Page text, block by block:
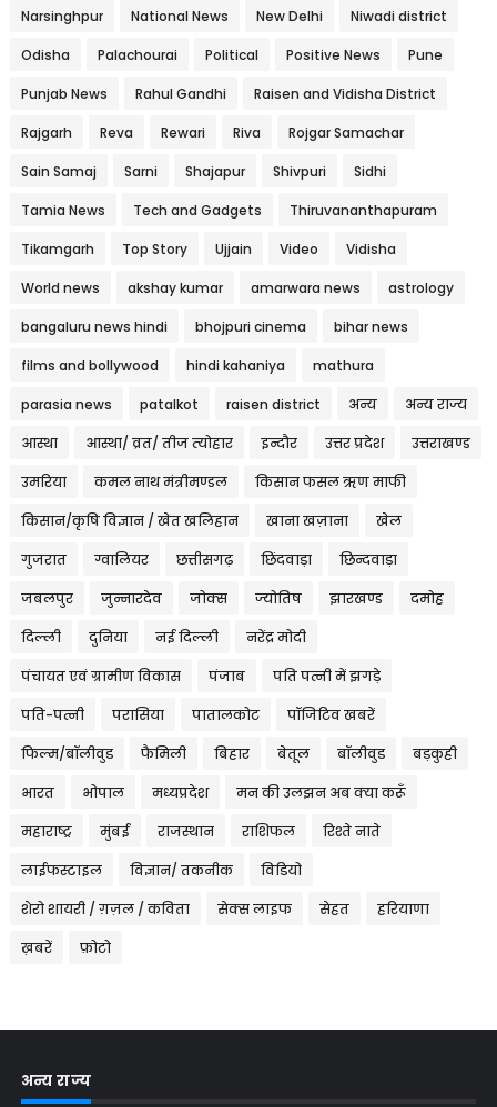
Narsinghpur National News New Delhi Niwadi district
Odisha Palachourai Political Positive News Pune
Punjab News Rahul Gandhi Raisen and Vidisha District
Rajgarh Reva Rewari Riva Rojgar Samachar
Sain Samaj Sarni Shajapur Shivpuri Sidhi
Tamia News Tech and Gadgets Thiruvananthapuram
Tikamgarh Top Story Ujjain Video Vidisha
World news akshay kumar amarwara news astrology
bangaluru news hindi bhojpuri cinema bihar news
films and bollywood hindi kahaniya mathura
parasia news patalkot raisen district अन्य अन्य राज्य
आस्था आस्था/ व्रत/ तीज त्‍योहार इन्दौर उत्तर प्रदेश उत्तराखण्ड
उमरिया कमल नाथ मंत्रीमण्डल किसान फसल ऋण माफी
किसान/कृषि विज्ञान / खेत खलिहान खाना खज़ाना खेल
गुजरात ग्वालियर छत्तीसगढ़ छिंदवाड़ा छिन्दवाड़ा
जबलपुर जुन्नारदेव जोक्स ज्योतिष झारखण्ड दमोह
दिल्ली दुनिया नई दिल्ली नरेंद्र मोदी
पंचायत एवं ग्रामीण विकास पंजाब पति पत्नी में झगड़े
पति-पत्नी परासिया पातालकोट पॉजिटिव खबरें
फिल्म/बॉलीवुड फैमिली बिहार बेतूल बॉलीवुड बड़कुही
भारत भोपाल मध्यप्रदेश मन की उलझन अब क्या करूँ
महाराष्ट्र मुंबई राजस्थान राशिफल रिश्ते नाते
लाईफस्टाइल विज्ञान/ तकनीक विडियो
शेरो शायरी / ग़ज़ल / कविता सेक्स लाइफ सेहत हरियाणा
ख़बरें फ़ोटो
अन्य राज्य